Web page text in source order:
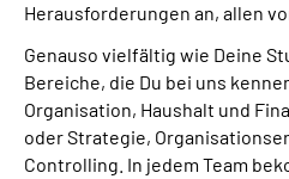
Herausforderungen an, allen
Genauso vielfältig wie Deine
Bereiche, die Du bei uns
Organisation, Haushalt und
oder Strategie,
Controlling . In jedem Team